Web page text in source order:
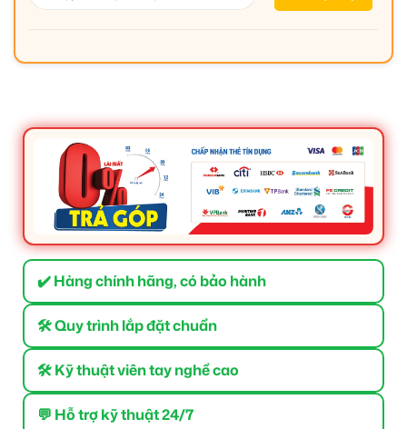
✔️ Hàng chính hãng, có bảo hành
🛠 Quy trình lắp đặt chuẩn
🛠 Kỹ thuật viên tay nghề cao
💬 Hỗ trợ kỹ thuật 24/7